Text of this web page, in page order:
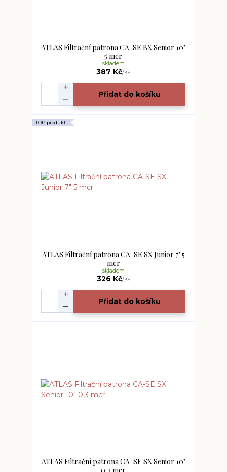
ATLAS Filtrační patrona CA-SE BX Senior 10"
5 mcr
387 Kč/ks
skladem
Přidat do košíku
TOP produkt
ATLAS Filtrační patrona CA-SE SX Junior 7" 5
mcr
326 Kč/ks
skladem
Přidat do košíku
ATLAS Filtrační patrona CA-SE SX Senior 10"